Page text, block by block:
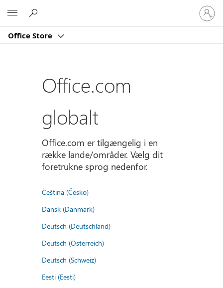
Office Store
Log
på
din
Office.com
globalt
Office.com er tilgængelig i en
række lande/områder. Vælg dit
foretrukne sprog nedenfor.
Čeština (Česko)
Dansk (Danmark)
Deutsch (Deutschland)
Deutsch (Österreich)
Deutsch (Schweiz)
Eesti (Eesti)